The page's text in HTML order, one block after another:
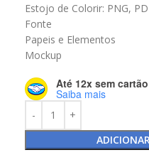
Estojo de Colorir: PNG,
Fonte
Papeis e Elementos
Mockup
Até 12x sem cartão
Saiba mais